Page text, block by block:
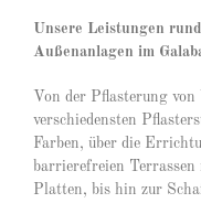
Unsere Leistungen
Außenanlagen im
Von der Pflasterung
verschiedensten
Farben, über die
barrierefreien
Platten, bis hin zur